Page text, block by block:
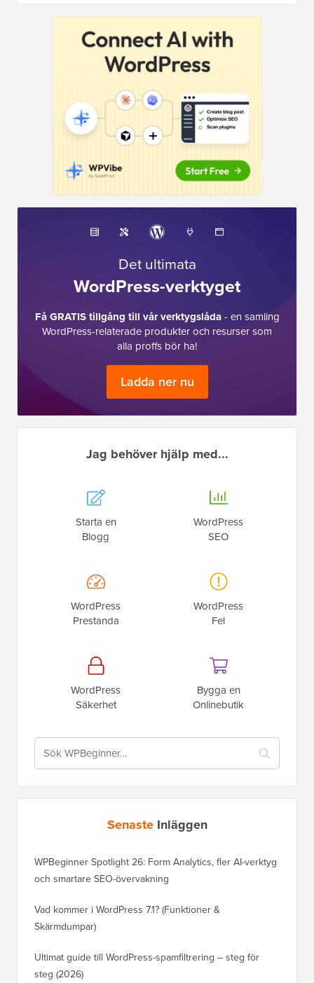
Det ultimata
WordPress-verktyget
Få GRATIS tillgång till vår verktygslåda- en samling
WordPress-relaterade produkter och resurser som
alla proffs bör ha!
Ladda ner nu
Jag behöver hjälp med...
Starta en
Blogg
WordPress
SEO
WordPress
Prestanda
WordPress
Fel
WordPress
Säkerhet
Bygga en
Onlinebutik
Senaste Inläggen
WPBeginner Spotlight 26: Form Analytics, fler AI-verktyg
och smartare SEO-övervakning
Vad kommer i WordPress 7.1? (Funktioner &
Skärmdumpar)
Ultimat guide till WordPress-spamfiltrering – steg för
steg (2026)